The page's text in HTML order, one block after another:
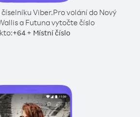
Viber.Pro volání do Nový
a Futuna vytočte číslo
+64+ Místní číslo